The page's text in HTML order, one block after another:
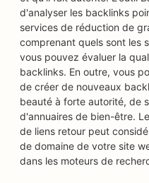
d'analyser les backlinks
services de réduction de
comprenant quels sont les
vous pouvez évaluer la
backlinks. En outre, vous
de créer de nouveaux
beauté à forte autorité, de
d'annuaires de bien-être.
de liens retour peut
de domaine de votre site
dans les moteurs de